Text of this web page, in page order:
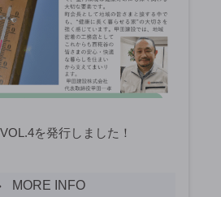
を発行しました！
MORE INFO